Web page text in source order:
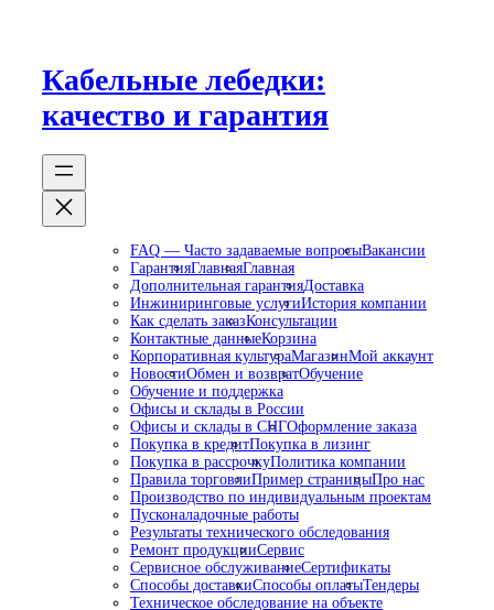
Кабельные лебедки:
качество и гарантия
FAQ — Часто задаваемые вопросыВакансии
ГарантияГлавнаяГлавная
Дополнительная гарантияДоставка
Инжиниринговые услугиИстория компании
Как сделать заказКонсультации
Контактные данныеКорзина
Корпоративная культураМагазинМой аккаунт
НовостиОбмен и возвратОбучение
Обучение и поддержка
Офисы и склады в России
Офисы и склады в СНГОформление заказа
Покупка в кредитПокупка в лизинг
Покупка в рассрочкуПолитика компании
Правила торговлиПример страницыПро нас
Производство по индивидуальным проектам
Пусконаладочные работы
Результаты технического обследования
Ремонт продукцииСервис
Сервисное обслуживаниеСертификаты
Способы доставкиСпособы оплатыТендеры
Техническое обследование на объекте